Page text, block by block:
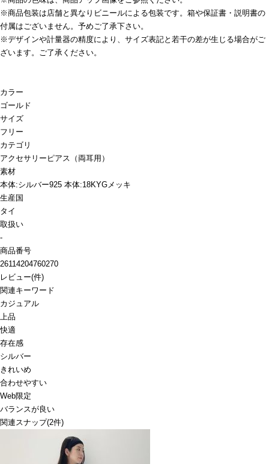
※商品包装は店舗と異なりビニールによる包装です。箱や保証書・説明書の
付属はございません。予めご了承下さい。
※デザインや計量器の精度により、サイズ表記と若干の差が生じる場合がご
ざいます。ご了承ください。
カラー
ゴールド
サイズ
フリー
カテゴリ
アクセサリー ピアス（両耳用）
素材
本体:シルバー925 本体:18KYGメッキ
生産国
タイ
取扱い
-
商品番号
26114204760270
レビュー(件)
関連キーワード
カジュアル
上品
快適
存在感
シルバー
きれいめ
合わせやすい
Web限定
バランスが良い
関連スナップ(2件)